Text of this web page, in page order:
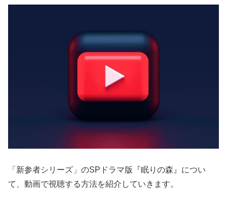
「新参者シリーズ」のSPドラマ版『眠りの森』につい
て、動画で視聴する方法を紹介していきます。